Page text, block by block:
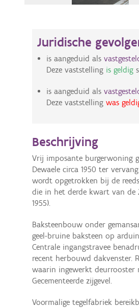
Juridische
is aangeduid als
Deze vaststelling is geldig
is aangeduid als
Deze vaststelling was
Beschrijving
Vrij imposante burgerwoning
Dewaele circa 1950 ter
wordt opgetrokken bij de
die in het derde kwart van de
1955).
Baksteenbouw onder
geel-bruine baksteen op
Centrale ingangstravee
recent herbouwd dakvenster.
waarin ingewerkt deurrooster
Gecementeerde zijgevel.
Voormalige tegelfabriek